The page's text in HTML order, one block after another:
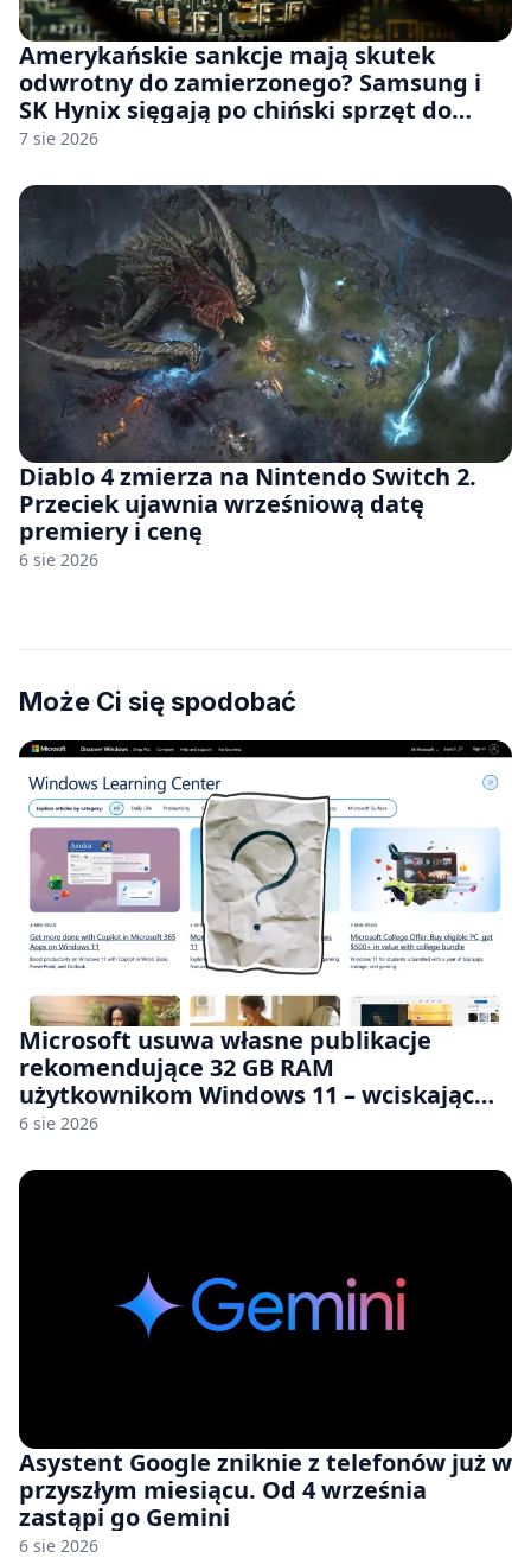
Amerykańskie sankcje mają skutek
odwrotny do zamierzonego? Samsung i
SK Hynix sięgają po chiński sprzęt do
fabryk chipów
7 sie 2026
Diablo 4 zmierza na Nintendo Switch 2.
Przeciek ujawnia wrześniową datę
premiery i cenę
6 sie 2026
Może Ci się spodobać
Microsoft usuwa własne publikacje
rekomendujące 32 GB RAM
użytkownikom Windows 11 – wciskając
nam przy tym komputery z 8 GB RAM po
6 sie 2026
Asystent Google zniknie z telefonów już w
przyszłym miesiącu. Od 4 września
zastąpi go Gemini
6 sie 2026